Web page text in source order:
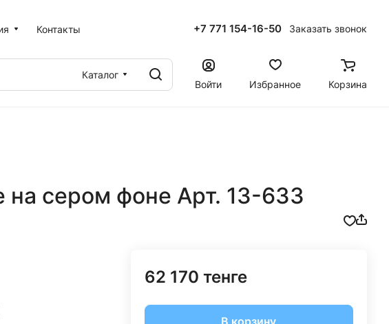
Контакты +7 771 154-16-50 Заказать звонок
Каталог
Войти
Избранное Корзина
на сером фоне Арт. 13-633
62 170 тенге
В корзину